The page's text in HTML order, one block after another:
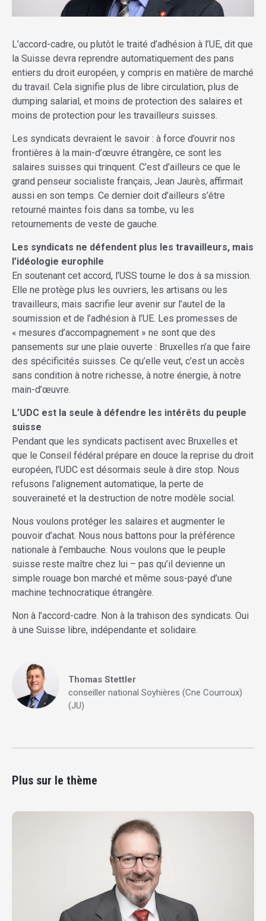
L’accord-cadre, ou plutôt le traité d’adhésion à l’UE, dit que
la Suisse devra reprendre automatiquement des pans
entiers du droit européen, y compris en matière de marché
du travail. Cela signifie plus de libre circulation, plus de
dumping salarial, et moins de protection des salaires et
moins de protection pour les travailleurs suisses.
Les syndicats devraient le savoir : à force d’ouvrir nos
frontières à la main-d’œuvre étrangère, ce sont les
salaires suisses qui trinquent. C’est d’ailleurs ce que le
grand penseur socialiste français, Jean Jaurès, affirmait
aussi en son temps. Ce dernier doit d’ailleurs s’être
retourné maintes fois dans sa tombe, vu les
retournements de veste de gauche.
Les syndicats ne défendent plus les travailleurs, mais
l’idéologie europhile
En soutenant cet accord, l’USS tourne le dos à sa mission.
Elle ne protège plus les ouvriers, les artisans ou les
travailleurs, mais sacrifie leur avenir sur l’autel de la
soumission et de l’adhésion à l’UE. Les promesses de
« mesures d’accompagnement » ne sont que des
pansements sur une plaie ouverte : Bruxelles n’a que faire
des spécificités suisses. Ce qu’elle veut, c’est un accès
sans condition à notre richesse, à notre énergie, à notre
main-d’œuvre.
L’UDC est la seule à défendre les intérêts du peuple
suisse
Pendant que les syndicats pactisent avec Bruxelles et
que le Conseil fédéral prépare en douce la reprise du droit
européen, l’UDC est désormais seule à dire stop. Nous
refusons l’alignement automatique, la perte de
souveraineté et la destruction de notre modèle social.
Nous voulons protéger les salaires et augmenter le
pouvoir d’achat. Nous nous battons pour la préférence
nationale à l’embauche. Nous voulons que le peuple
suisse reste maître chez lui – pas qu’il devienne un
simple rouage bon marché et même sous-payé d’une
machine technocratique étrangère.
Non à l’accord-cadre. Non à la trahison des syndicats. Oui
à une Suisse libre, indépendante et solidaire.
Thomas Stettler
conseiller national Soyhières (Cne Courroux)
(JU)
Plus sur le thème